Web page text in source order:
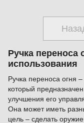
Ручка переноса
использования
Ручка переноса огня –
который
улучшения его
Она может иметь
цель – сделать